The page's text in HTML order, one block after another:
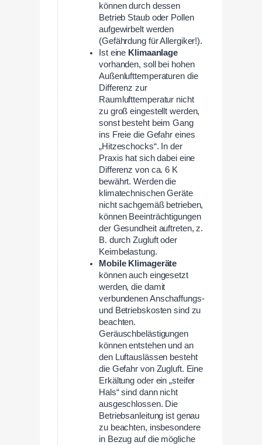
können durch dessen
Betrieb Staub oder Pollen
aufgewirbelt werden
(Gefährdung für Allergiker!).
Ist eine Klimaanlage
vorhanden, soll bei hohen
Außenlufttemperaturen die
Differenz zur
Raumlufttemperatur nicht
zu groß eingestellt werden,
sonst besteht beim Gang
ins Freie die Gefahr eines
„Hitzeschocks“. In der
Praxis hat sich dabei eine
Differenz von ca. 6 K
bewährt. Werden die
klimatechnischen Geräte
nicht sachgemäß betrieben,
können Beeinträchtigungen
der Gesundheit auftreten, z.
B. durch Zugluft oder
Keimbelastung.
Mobile Klimageräte
können auch eingesetzt
werden, die damit
verbundenen Anschaffungs-
und Betriebskosten sind zu
beachten.
Geräuschbelästigungen
können entstehen und an
den Luftauslässen besteht
die Gefahr von Zugluft. Eine
Erkältung oder ein „steifer
Hals“ sind dann nicht
ausgeschlossen. Die
Betriebsanleitung ist genau
zu beachten, insbesondere
in Bezug auf die mögliche